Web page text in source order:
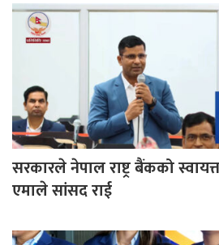
सरकारले नेपाल राष्ट्र बैंकको
एमाले सांसद राई